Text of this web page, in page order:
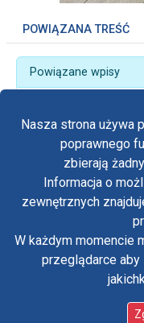
Nasza strona używa
poprawnego
zbierają
Informacja o
zewnętrznych
W każdym momencie
przeglądarce
POWIĄZANA TREŚĆ
Powiązane wpisy
Wrocławska
Copyright © Biuro
Polityka
Oświadczenie o
Standardy ochrony
Paulinów na Jasnej